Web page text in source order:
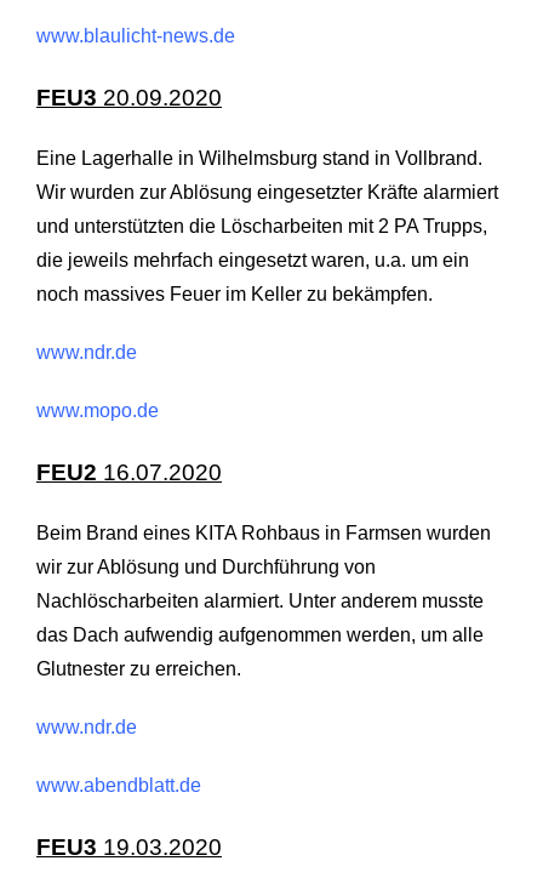
www.blaulicht-news.de
FEU3 20.09.2020
Eine Lagerhalle in Wilhelmsburg stand in Vollbrand.
Wir wurden zur Ablösung eingesetzter Kräfte alarmiert
und unterstützten die Löscharbeiten mit 2 PA Trupps,
die jeweils mehrfach eingesetzt waren, u.a. um ein
noch massives Feuer im Keller zu bekämpfen.
www.ndr.de
www.mopo.de
FEU2 16.07.2020
Beim Brand eines KITA Rohbaus in Farmsen wurden
wir zur Ablösung und Durchführung von
Nachlöscharbeiten alarmiert. Unter anderem musste
das Dach aufwendig aufgenommen werden, um alle
Glutnester zu erreichen.
www.ndr.de
www.abendblatt.de
FEU3 19.03.2020